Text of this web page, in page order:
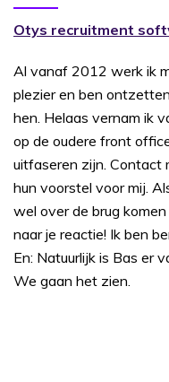
Otys recruitment
Al vanaf 2012 werk ik
plezier en ben
hen. Helaas vernam ik
op de oudere front
uitfaseren zijn. Contact
hun voorstel voor mij.
wel over de brug
naar je reactie! Ik ben
En: Natuurlijk is Bas er
We gaan het zien.